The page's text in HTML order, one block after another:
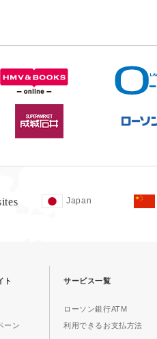
Japan
ト
ーン
サービス一覧
ローソン銀行ATM
利用できるお支払方法